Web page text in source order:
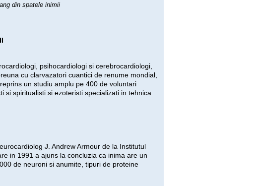
din spatele inimii
psihocardiologi si cerebrocardiologi,
cu clarvazatori cuantici de renume mondial,
un studiu amplu pe 400 de voluntari
si spiritualisti si ezoteristi specializati in tehnica
J. Andrew Armour de la Institutul
in 1991 a ajuns la concluzia ca inima are un
de neuroni si anumite, tipuri de proteine